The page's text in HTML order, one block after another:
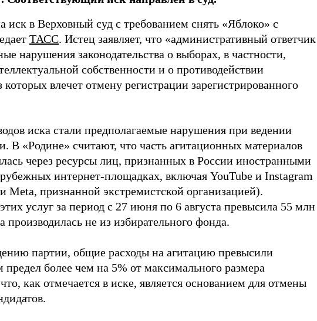
иск в Верховный суд с требованием снять «Яблоко» с
ТАСС. Истец заявляет, что «административный ответчик
нарушения законодательства о выборах, в частности,
собственности и о противодействии
влечет отмену регистрации зарегистрированного
иска стали предполагаемые нарушения при ведении
В «Родине» считают, что часть агитационных материалов
через ресурсы лиц, признанных в России иностранными
интернет-площадках, включая YouTube и Instagram
признанной экстремистской организацией).
услуг за период с 27 июня по 6 августа превысила 55 млн
производилась не из избирательного фонда.
партии, общие расходы на агитацию превысили
предел более чем на 5% от максимального размера
как отмечается в иске, является основанием для отмены